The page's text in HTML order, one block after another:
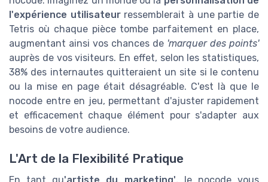
l'expérience utilisateurressemblerait à une partie de
Tetris où chaque pièce tombe parfaitement en place,
augmentant ainsi vos chances de 'marquer des points'
auprès de vos visiteurs. En effet, selon les statistiques,
38% des internautes quitteraient un site si le contenu
ou la mise en page était désagréable. C'est là que le
nocode entre en jeu, permettant d'ajuster rapidement
et efficacement chaque élément pour s'adapter aux
besoins de votre audience.
L'Art de la Flexibilité Pratique